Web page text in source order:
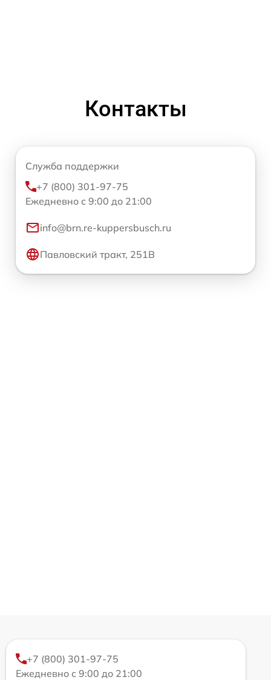
Контакты
Служба поддержки
+7 (800) 301-97-75
Ежедневно с 9:00 до 21:00
info@brn.re-kuppersbusch.ru
Павловский тракт, 251В
+7 (800) 301-97-75
Ежедневно с 9:00 до 21:00